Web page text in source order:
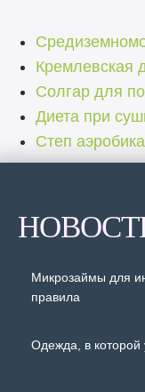
Кремлевская
Солгар для
Диета при
Степ
Микрозаймы для
правила
Одежда, в